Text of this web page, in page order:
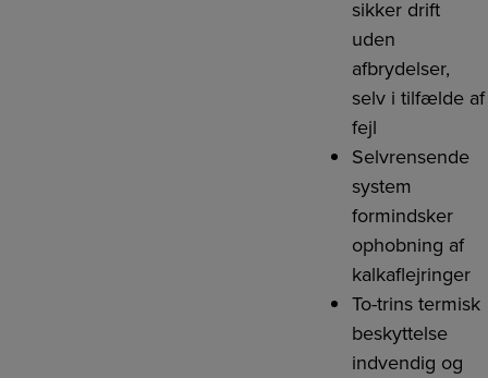
sikker drift
uden
afbrydelser,
selv i tilfælde af
fejl
Selvrensende
system
formindsker
ophobning af
kalkaflejringer
To-trins termisk
beskyttelse
indvendig og